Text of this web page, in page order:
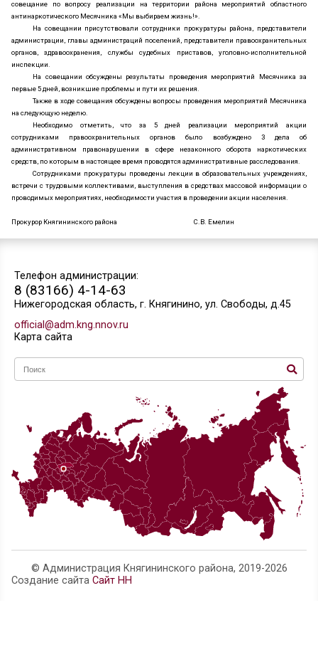
Главная»Княгининский район против
наркотиков »Совещание при прокуроре
района
Сегодня в прокуратуре Княгининского района состоялось
антинаркотического Месячника «Мы выбираем жизнь!».
На совещании присутствовали сотрудники прокуратуры
администрации, главы администраций поселений, представители
органов, здравоохранения, службы судебных приставов, уголовно-
Также в ходе совещания обсуждены вопросы проведения
на следующую неделю.
Необходимо отметить, что за 5 дней реализации
сотрудниками правоохранительных органов было
административном правонарушении в сфере незаконного оборота
Сотрудниками прокуратуры проведены лекции в
встречи с трудовыми коллективами, выступления в средствах
проводимых мероприятиях, необходимости участия в проведении акции
Прокурор Княгининского района С.В. Емелин
Телефон администрации:
8 (83166) 4-14-63
Нижегородская область, г. Княгинино, ул.
Карта сайта